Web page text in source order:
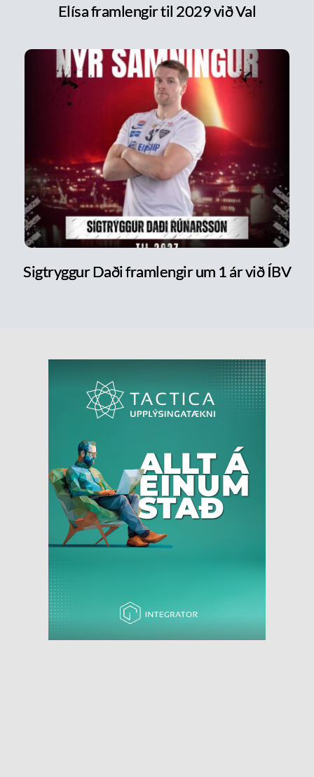
Elísa framlengir til 2029 við Val
Sigtryggur Daði framlengir um 1 ár við ÍBV